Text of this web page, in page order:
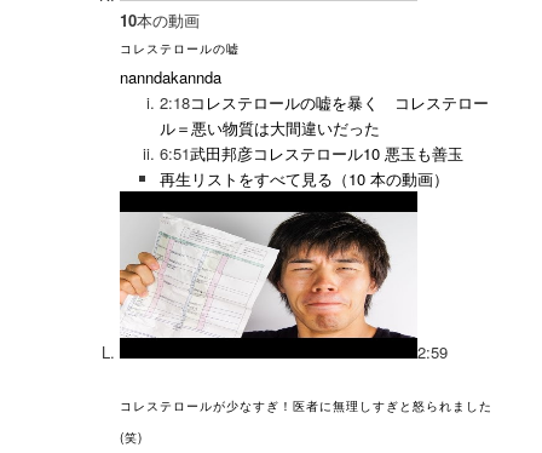
10本の動画
コレステロールの嘘
nanndakannda
2:18コレステロールの嘘を暴く コレステロー
ル＝悪い物質は大間違いだった
6:51武田邦彦コレステロール10 悪玉も善玉
再生リストをすべて見る（10 本の動画）
2:59
コレステロールが少なすぎ！医者に無理しすぎと怒られました
(笑)